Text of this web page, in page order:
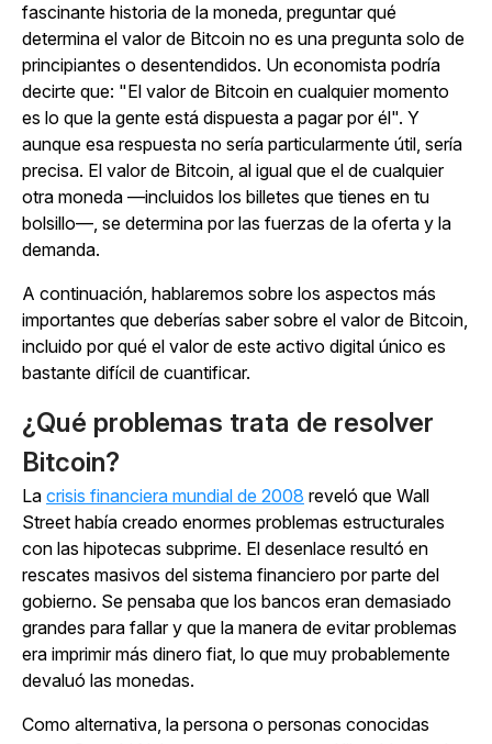
fascinante historia de la moneda, preguntarqué
determina el valor de Bitcoin no es una pregunta solo de
principiantes o desentendidos. Un economista podría
decirte que: "El valor de Bitcoin en cualquier momento
es lo que la gente está dispuesta a pagar por él". Y
aunque esa respuesta no sería particularmente útil, sería
precisa. El valor de Bitcoin, al igual que el de cualquier
otra moneda —incluidos los billetes que tienes en tu
bolsillo—, se determina por las fuerzas de la oferta y la
demanda.
A continuación, hablaremos sobre los aspectos más
importantes que deberías saber sobre el valor de Bitcoin,
incluido por qué el valor de este activo digital único es
bastante difícil de cuantificar.
¿Qué problemas trata de resolver
Bitcoin?
La crisis financiera mundial de 2008 reveló que Wall
Street había creado enormes problemas estructurales
con las hipotecas subprime. El desenlace resultó en
rescates masivos del sistema financiero por parte del
gobierno. Se pensaba que los bancos eran demasiado
grandes para fallar y que la manera de evitar problemas
era imprimir más dinero fiat, lo que muy probablemente
devaluó las monedas.
Como alternativa, la persona o personas conocidas